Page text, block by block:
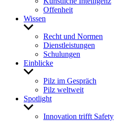
Offen­heit
Wissen
Untermenü
anzeigenRecht und Normen
Dienst­leis­tungen
Schu­lungen
Einblicke
Untermenü
anzeigenPilz im Gespräch
Pilz welt­weit
Spot­light
Untermenü
anzeigenInno­va­tion trifft Safety